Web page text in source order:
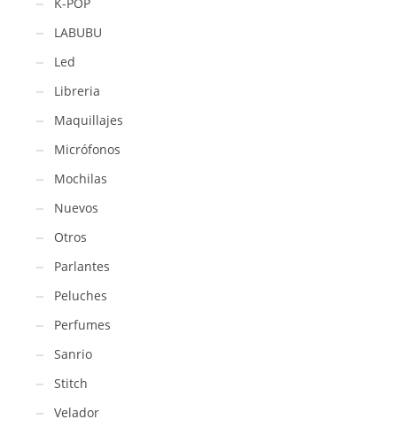
LABUBU
Led
Libreria
Maquillajes
Micrófonos
Mochilas
Nuevos
Otros
Parlantes
Peluches
Perfumes
Sanrio
Stitch
Velador